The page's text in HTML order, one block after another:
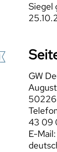
Siegel
GW
50226
43 09
E-